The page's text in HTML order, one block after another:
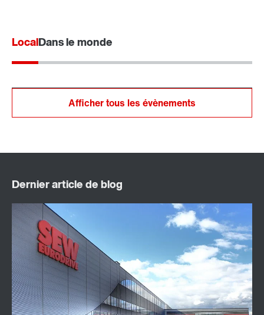
LocalDans le monde
Afficher tous les évènements